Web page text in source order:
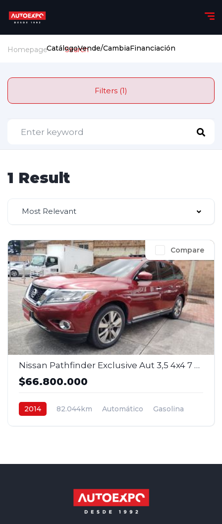
CatálogoVende/CambiaFinanciación
Homepage Search
Filters (1)
1 Result
Most Relevant
Compare
Nissan Pathfinder Exclusive Aut 3,5 4x4 7 p. 2014
$66.800.000
2014 82.044km Automático
Gasolina